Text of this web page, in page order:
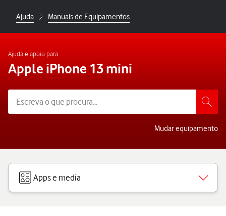
Ajuda Manuais de Equipamentos
Ajuda e apoio para
Apple iPhone 13 mini
Mudar equipamento
Apps e media